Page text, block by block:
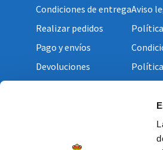
Condiciones de entrega
Realizar pedidos
Pago y envíos
Devoluciones
Aviso